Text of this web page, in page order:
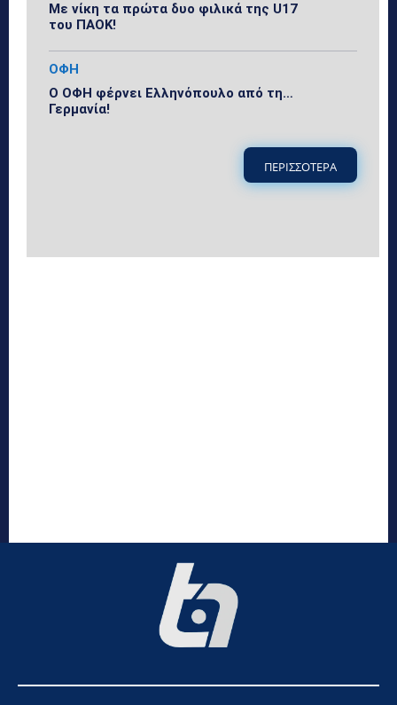
Με νίκη τα πρώτα δυο φιλικά της U17
του ΠΑΟΚ!
ΟΦΗ
Ο ΟΦΗ φέρνει Ελληνόπουλο από τη…
Γερμανία!
ΠΕΡΙΣΣΟΤΕΡΑ